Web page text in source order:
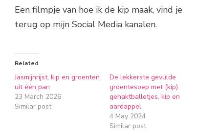
Een filmpje van hoe ik de kip maak, vind je
terug op mijn Social Media kanalen.
Related
Jasmijnrijst, kip en groenten
uit één pan
23 March 2026
Similar post
De lekkerste gevulde
groentesoep met (kip)
gehaktballetjes, kip en
aardappel
4 May 2024
Similar post